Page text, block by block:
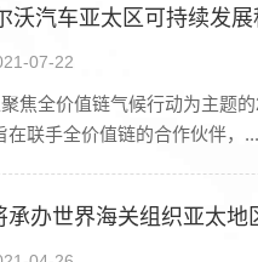
沃汽车亚太区可持续发
07-22
焦全价值链气候行动为主题
在联手全价值链的合作伙伴，...
承办世界海关组织亚太地